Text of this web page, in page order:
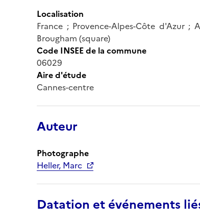
Localisation
France ; Provence-Alpes-Côte d'Azur ;
Brougham (square)
Code INSEE de la commune
06029
Aire d'étude
Cannes-centre
Auteur
Photographe
Heller, Marc
Datation et événements